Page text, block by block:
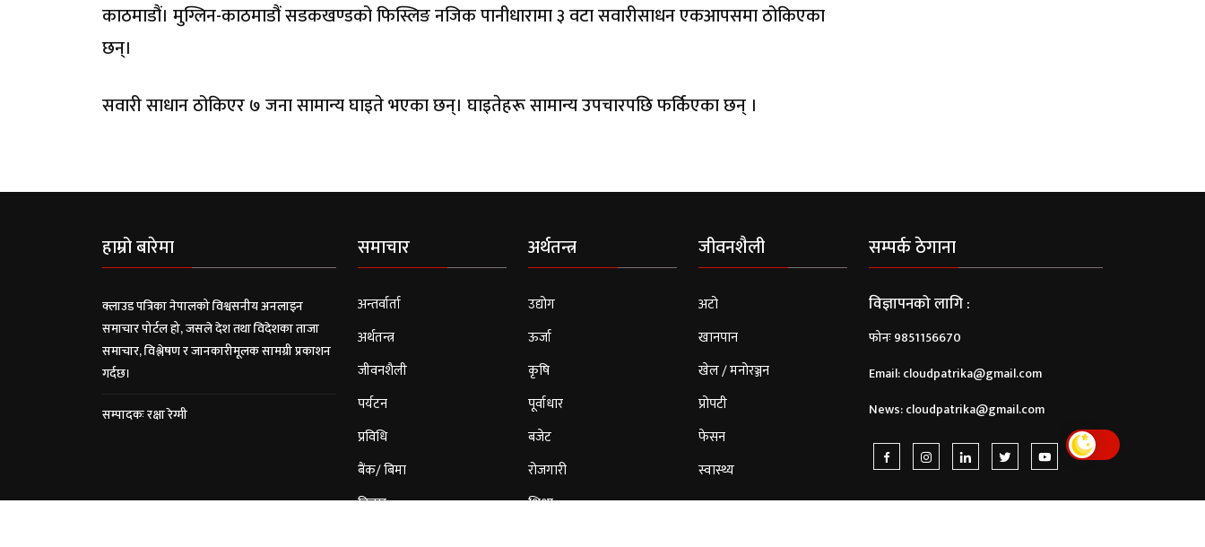
काठमाडौं। मुग्लिन-काठमाडौं सडकखण्डको फिस्लिङ नजिक पानीधारामा ३ वटा सवारीसाधन एकआपसमा ठोकिएका
छन्।
सवारी साधान ठोकिएर ७ जना सामान्य घाइते भएका छन्। घाइतेहरू सामान्य उपचारपछि फर्किएका छन् ।
हाम्रो बारेमा
क्लाउड पत्रिका नेपालको विश्वसनीय अनलाइन
समाचार पोर्टल हो, जसले देश तथा विदेशका ताजा
समाचार, विश्लेषण र जानकारीमूलक सामग्री प्रकाशन
गर्दछ।
सम्पादकः रक्षा रेग्मी
समाचार
अन्तर्वार्ता
अर्थतन्त्र
जीवनशैली
पर्यटन
प्रविधि
बैंक/ बिमा
विचार
अर्थतन्त्र
उद्योग
ऊर्जा
कृषि
पूर्वाधार
बजेट
रोजगारी
शिक्षा
जीवनशैली
अटो
खानपान
खेल / मनोरञ्जन
प्रोपटी
फेसन
स्वास्थ्य
सम्पर्क ठेगाना
विज्ञापनको लागि :
फोनः 9851156670
Email:cloudpatrika@gmail.com
News:cloudpatrika@gmail.com